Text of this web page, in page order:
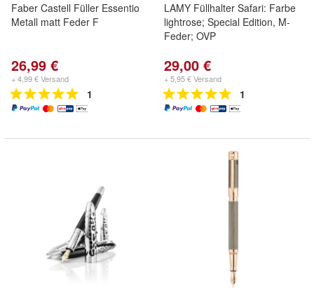
Faber Castell Füller Essentio
Metall matt Feder F
26,99 €
+ 4,99 € Versand
1
LAMY Füllhalter Safari: Farbe
lightrose; Special Edition, M-
Feder; OVP
29,00 €
+ 5,95 € Versand
1